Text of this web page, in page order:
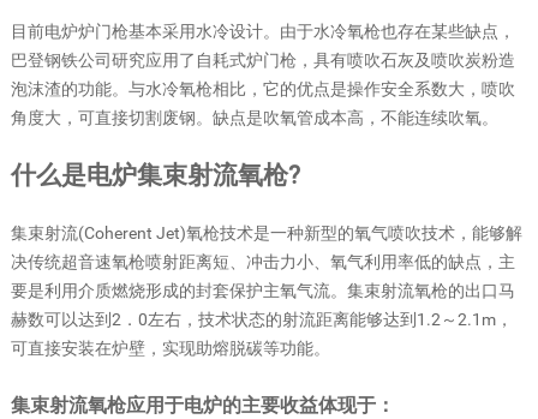
目前电炉炉门枪基本采用水冷设计。由于水冷氧枪也存在某些缺点，
巴登钢铁公司研究应用了自耗式炉门枪，具有喷吹石灰及喷吹炭粉造
泡沫渣的功能。与水冷氧枪相比，它的优点是操作安全系数大，喷吹
角度大，可直接切割废钢。缺点是吹氧管成本高，不能连续吹氧。
什么是电炉集束射流氧枪?
集束射流(Coherent Jet)氧枪技术是一种新型的氧气喷吹技术，能够解
决传统超音速氧枪喷射距离短、冲击力小、氧气利用率低的缺点，主
要是利用介质燃烧形成的封套保护主氧气流。集束射流氧枪的出口马
赫数可以达到2．0左右，技术状态的射流距离能够达到1.2～2.1m，
可直接安装在炉壁，实现助熔脱碳等功能。
集束射流氧枪应用于电炉的主要收益体现于：